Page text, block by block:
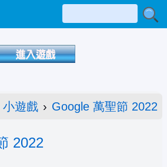
小遊戲 › Google 萬聖節 2022
2022